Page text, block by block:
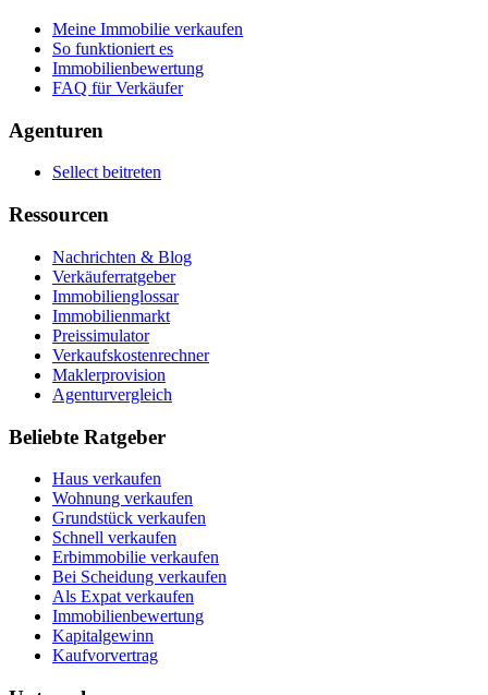
Meine Immobilie verkaufen
So funktioniert es
Immobilienbewertung
FAQ für Verkäufer
Agenturen
Sellect beitreten
Ressourcen
Nachrichten & Blog
Verkäuferratgeber
Immobilienglossar
Immobilienmarkt
Preissimulator
Verkaufskostenrechner
Maklerprovision
Agenturvergleich
Beliebte Ratgeber
Haus verkaufen
Wohnung verkaufen
Grundstück verkaufen
Schnell verkaufen
Erbimmobilie verkaufen
Bei Scheidung verkaufen
Als Expat verkaufen
Immobilienbewertung
Kapitalgewinn
Kaufvorvertrag